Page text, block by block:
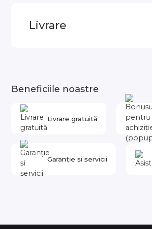
Livrare
Beneficiile noastre
Livrare gratuită
Garanție și servicii